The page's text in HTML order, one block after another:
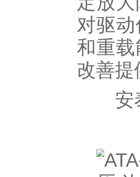
对驱
和重
改善提
安泰